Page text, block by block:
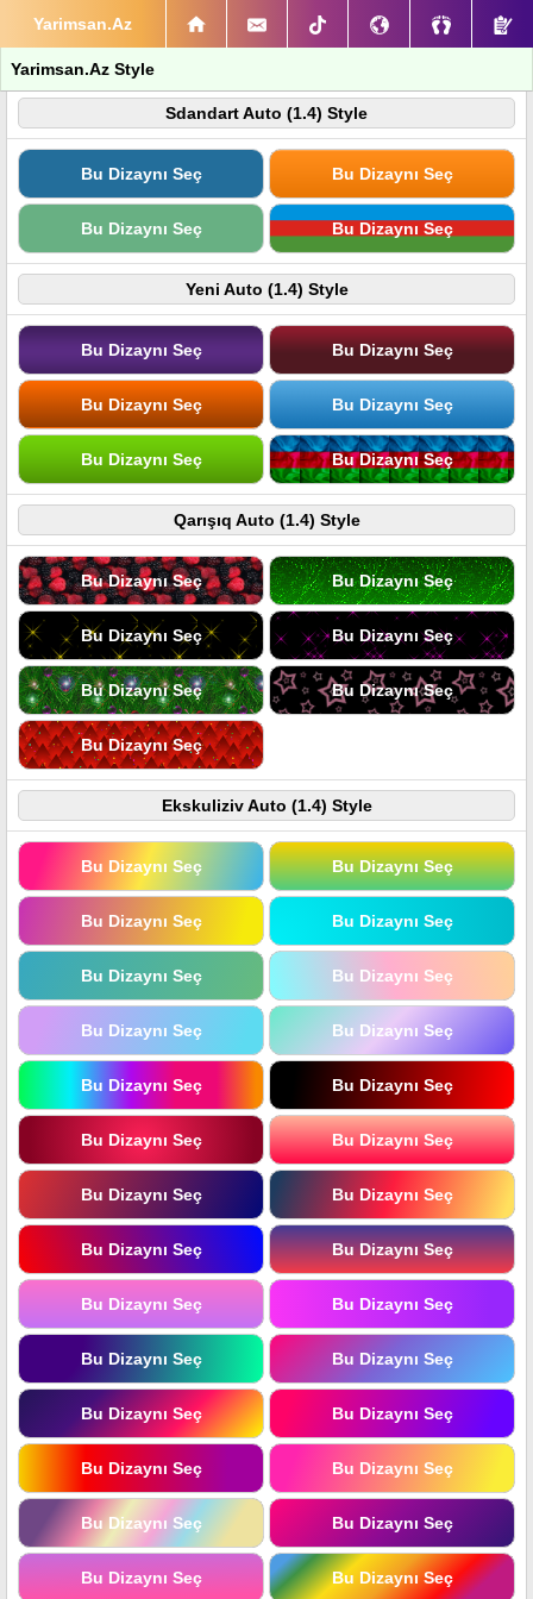
Yarimsan.Az
Yarimsan.Az Style
Sdandart Auto (1.4) Style
Bu Dizaynı Seç Bu Dizaynı Seç
Bu Dizaynı Seç Bu Dizaynı Seç
Yeni Auto (1.4) Style
Bu Dizaynı Seç Bu Dizaynı Seç
Bu Dizaynı Seç Bu Dizaynı Seç
Bu Dizaynı Seç Bu Dizaynı Seç
Qarışıq Auto (1.4) Style
Bu Dizaynı Seç Bu Dizaynı Seç
Bu Dizaynı Seç Bu Dizaynı Seç
Bu Dizaynı Seç Bu Dizaynı Seç
Bu Dizaynı Seç
Ekskuliziv Auto (1.4) Style
Bu Dizaynı Seç Bu Dizaynı Seç
Bu Dizaynı Seç Bu Dizaynı Seç
Bu Dizaynı Seç Bu Dizaynı Seç
Bu Dizaynı Seç Bu Dizaynı Seç
Bu Dizaynı Seç Bu Dizaynı Seç
Bu Dizaynı Seç Bu Dizaynı Seç
Bu Dizaynı Seç Bu Dizaynı Seç
Bu Dizaynı Seç Bu Dizaynı Seç
Bu Dizaynı Seç Bu Dizaynı Seç
Bu Dizaynı Seç Bu Dizaynı Seç
Bu Dizaynı Seç Bu Dizaynı Seç
Bu Dizaynı Seç Bu Dizaynı Seç
Bu Dizaynı Seç Bu Dizaynı Seç
Bu Dizaynı Seç Bu Dizaynı Seç